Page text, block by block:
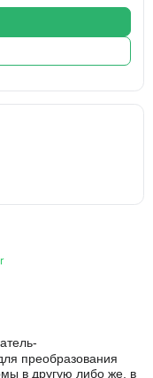
преобразования
в другую либо же, в